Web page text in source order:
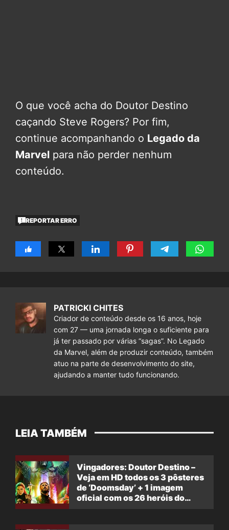
O que você acha do Doutor Destino
caçando Steve Rogers? Por fim,
continue acompanhando o Legado da
Marvel para não perder nenhum
conteúdo.
REPORTAR ERRO
PATRICKI CHITES
Criador de conteúdo desde os 16 anos, hoje
com 27 — uma jornada longa o suficiente para
já ter passado por várias “sagas”. No Legado
da Marvel, além de produzir conteúdo, também
atuo na parte de desenvolvimento do site,
ajudando a manter tudo funcionando.
LEIA TAMBÉM
Vingadores: Doutor Destino –
Veja em HD todos os 3 pôsteres
de ‘Doomsday’ + 1 imagem
oficial com os 26 heróis do